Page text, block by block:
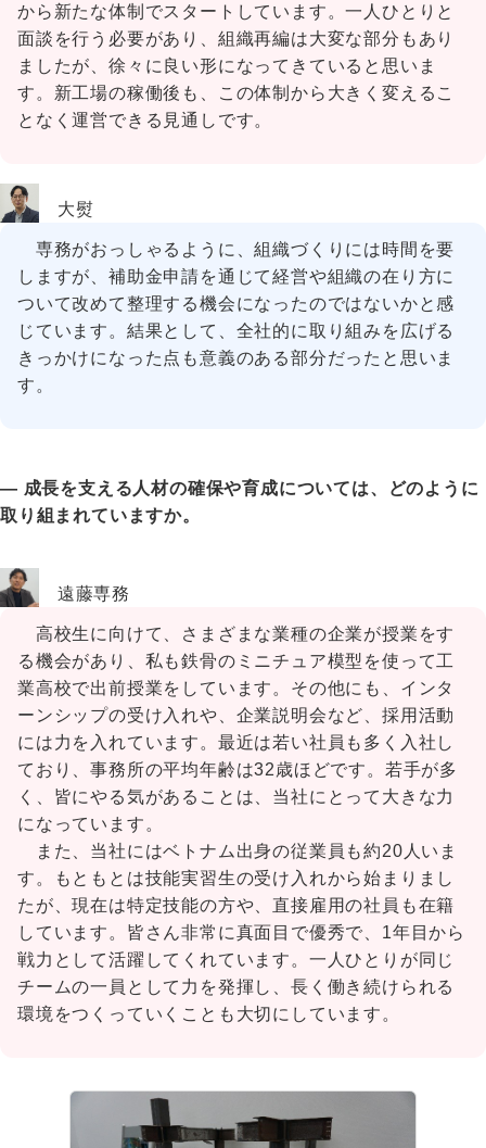
から新たな体制でスタートしています。一人ひとりと
面談を行う必要があり、組織再編は大変な部分もあり
ましたが、徐々に良い形になってきていると思いま
す。新工場の稼働後も、この体制から大きく変えるこ
となく運営できる見通しです。
大熨
専務がおっしゃるように、組織づくりには時間を要
しますが、補助金申請を通じて経営や組織の在り方に
ついて改めて整理する機会になったのではないかと感
じています。結果として、全社的に取り組みを広げる
きっかけになった点も意義のある部分だったと思いま
す。
― 成長を支える人材の確保や育成については、どのように
取り組まれていますか。
遠藤専務
高校生に向けて、さまざまな業種の企業が授業をす
る機会があり、私も鉄骨のミニチュア模型を使って工
業高校で出前授業をしています。その他にも、インタ
ーンシップの受け入れや、企業説明会など、採用活動
には力を入れています。最近は若い社員も多く入社し
ており、事務所の平均年齢は32歳ほどです。若手が多
く、皆にやる気があることは、当社にとって大きな力
になっています。
また、当社にはベトナム出身の従業員も約20人いま
す。もともとは技能実習生の受け入れから始まりまし
たが、現在は特定技能の方や、直接雇用の社員も在籍
しています。皆さん非常に真面目で優秀で、1年目から
戦力として活躍してくれています。一人ひとりが同じ
チームの一員として力を発揮し、長く働き続けられる
環境をつくっていくことも大切にしています。